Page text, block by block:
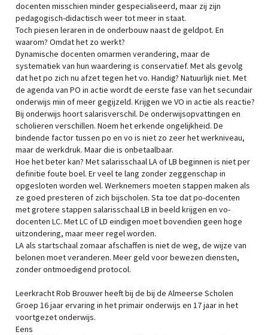
docenten misschien minder gespecialiseerd, maar zij zijn
pedagogisch-didactisch weer tot meer in staat.
Toch piesen leraren in de onderbouw naast de geldpot. En
waarom? Omdat het zo werkt?
Dynamische docenten omarmen verandering, maar de
systematiek van hun waardering is conservatief. Met als gevolg
dat het po zich nu afzet tegen het vo. Handig? Natuurlijk niet. Met
de agenda van PO in actie wordt de eerste fase van het secundair
onderwijs min of meer gegijzeld. Krijgen we VO in actie als reactie?
Bij onderwijs hoort salarisverschil. De onderwijsopvattingen en
scholieren verschillen. Noem het erkende ongelijkheid. De
bindende factor tussen po en vo is niet zo zeer het werkniveau,
maar de werkdruk. Maar die is onbetaalbaar.
Hoe het beter kan? Met salarisschaal LA of LB beginnen is niet per
definitie foute boel. Er veel te lang zonder zeggenschap in
opgesloten worden wel. Werknemers moeten stappen maken als
ze goed presteren of zich bijscholen. Sta toe dat po-docenten
met grotere stappen salarisschaal LB in beeld krijgen en vo-
docenten LC. Met LC of LD eindigen moet bovendien geen hoge
uitzondering, maar meer regel worden.
LA als startschaal zomaar afschaffen is niet de weg, de wijze van
belonen moet veranderen. Meer geld voor bewezen diensten,
zonder ontmoedigend protocol.
Leerkracht Rob Brouwer heeft bij de bij de Almeerse Scholen
Groep 16 jaar ervaring in het primair onderwijs en 17 jaar in het
voortgezet onderwijs.
Eens